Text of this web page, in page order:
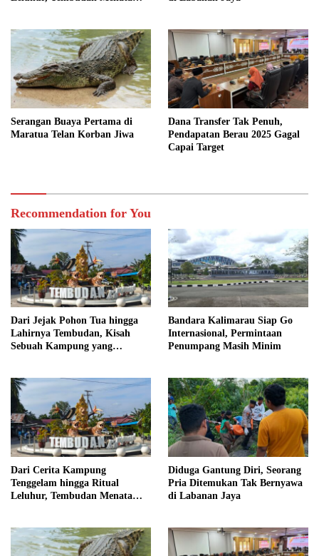
Serangan Buaya Pertama di
Maratua Telan Korban Jiwa
Dana Transfer Tak Penuh,
Pendapatan Berau 2025 Gagal
Capai Target
Recommendation for You
Dari Jejak Pohon Tua hingga
Lahirnya Tembudan, Kisah
Sebuah Kampung yang
Bandara Kalimarau Siap Go
Internasional, Permintaan
Penumpang Masih Minim
Dari Cerita Kampung
Tenggelam hingga Ritual
Leluhur, Tembudan Menata
Diduga Gantung Diri, Seorang
Pria Ditemukan Tak Bernyawa
di Labanan Jaya